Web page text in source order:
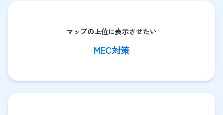
マップの上位に表示させたい
MEO対策